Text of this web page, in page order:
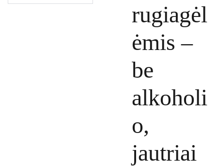
rugiagėl
ėmis –
be
alkoholi
o,
jautriai